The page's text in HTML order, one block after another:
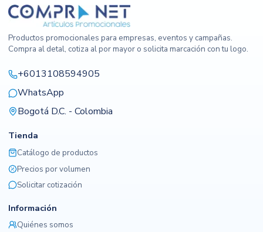
Productos promocionales para empresas, eventos y campañas.
Compra al detal, cotiza al por mayor o solicita marcación con tu logo.
+6013108594905
WhatsApp
Bogotá D.C. - Colombia
Tienda
Catálogo de productos
Precios por volumen
Solicitar cotización
Información
Quiénes somos